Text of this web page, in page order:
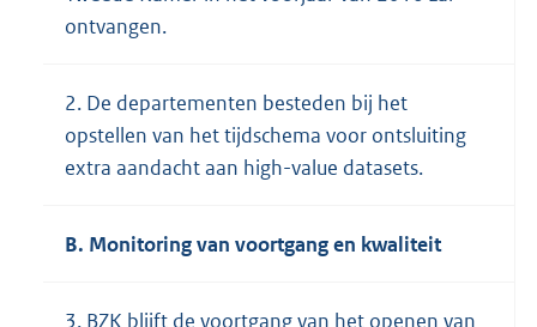
ontvangen.
2. De departementen besteden bij het
opstellen van het tijdschema voor ontsluiting
extra aandacht aan high-value datasets.
B. Monitoring van voortgang en kwaliteit
3. BZK blijft de voortgang van het openen van